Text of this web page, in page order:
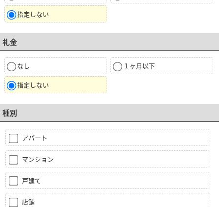
指定しない
礼金
なし １ヶ月以下
指定しない
種別
アパート
マンション
戸建て
店舗